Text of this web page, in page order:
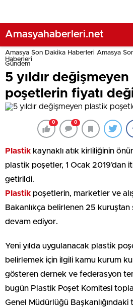
Amasyahaberleri.net
Amasya Son Dakika Haberleri Amasya
Haberleri
Gündem
5 yıldır
poşetlerin fiyatı
0 0
Plastik kaynaklı atık kirliliğinin
plastik poşetler, 1 Ocak 2019’dan
getirildi.
Plastik poşetlerin, marketler ve
Bakanlıkça belirlenen 25 kuruştan
devam ediyor.
Yeni yılda uygulanacak plastik
belirlemek için ilgili kamu kurum
gösteren dernek ve federasyon
bugün Plastik Poşet Komitesi
Genel Müdürlüğü Başkanlığındaki